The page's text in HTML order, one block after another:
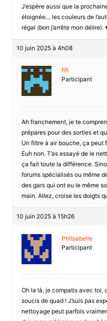
J’espère aussi que la
éloignée… les couleurs de
régal (bon j’arrête mon délire).
10 juin 2025 à 4h08
fifi
Participant
Ah franchement, je te
prépares pour des sorties et
Un filtre à air bouche, ça peut
Euh non. T’as essayé de le
ça fait toute la différence.
forums spécialisés ou même
des gars qui ont eu le même
main. Allez, croise les doigts
10 juin 2025 à 15h26
PtitIsabelle
Participant
Oh la là, je compatis avec toi,
soucis de quad ! J’suis pas
nettoyage peut parfois